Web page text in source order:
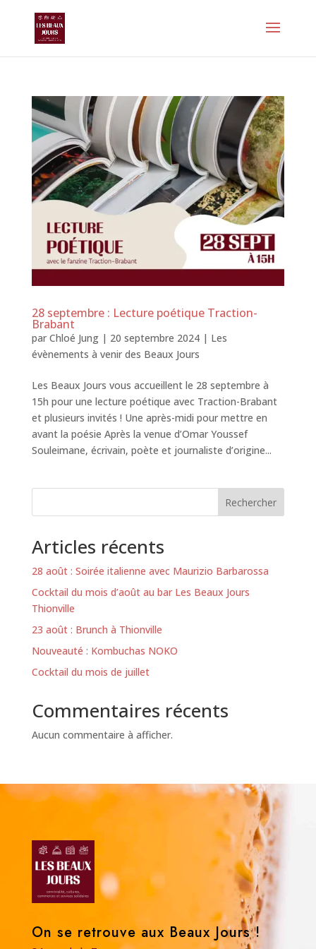
28 septembre : Lecture poétique Traction-
Brabant
par Chloé Jung| 20 septembre 2024| Les
évènements à venir des Beaux Jours
Les Beaux Jours vous accueillent le 28 septembre à
15h pour une lecture poétique avec Traction-Brabant
et plusieurs invités ! Une après-midi pour mettre en
avant la poésie Après la venue d’Omar Youssef
Souleimane, écrivain, poète et journaliste d’origine...
Rechercher
Articles récents
28 août : Soirée italienne avec Maurizio Barbarossa
Cocktail du mois d’août au bar Les Beaux Jours
Thionville
23 août : Brunch à Thionville
Nouveauté : Kombuchas NOKO
Cocktail du mois de juillet
Commentaires récents
Aucun commentaire à afficher.
On se retrouve aux Beaux Jours !